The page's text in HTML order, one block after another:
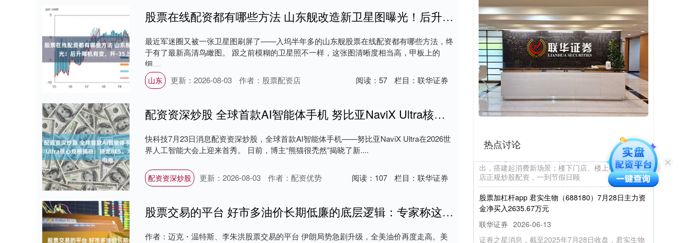
股票在线配资都有哪些方法 山东舰改造新卫星图曝光！后升降机有变，歼-35上舰倒计时？
最近军迷圈又被一张卫星图刷屏了——入坞半年多的山东舰股票在线配资都有哪些方法，终
于有了最新高清鸟瞰图。 跟之前模糊的卫星照不一样，这张图清晰度相当高，甲板上的
细....
山东 更新：2026-08-03 作者：股票配资店 阅读： 57 栏目： 联华证券
配资资深炒股 全球首款AI智能体手机 努比亚NaviX Ultra核心规格揭晓：骁龙8E5、7100mAh大电池
快科技7月23日消息配资资深炒股，全球首款AI智能体手机——努比亚NaviX Ultra在2026世
界人工智能大会上迎来首秀。 日前，博主“熊猫很禿然”揭晓了新....
配资资深炒股 更新：2026-08-03 作者：配资优势 阅读： 107 栏目： 联华证券
股票交易的平台 好市多油价长期低廉的底层逻辑：专家称这套打法是经典零售通用套路
作者：迈克・温特斯、李朱洪股票交易的平台 伊朗局势急剧升级，全美油价再度走高。美
热点讨论
专业黄金配资 和讯投顾郭利：本周的下个机会要等到
周四左右才会出来
在线杠杆炒股app平台 2026-05-27
我们对明天的走势进行一个研判。和讯投顾郭利表
示，上午说得很清楚，说今天上午有个高点，下午还
会有个高点，而且说了下午的高点
正规炒股配资 “文化+商业”盘活路径，为中山老城注
入年轻基因
南都讯记者吕婧通讯员全奕霖咖啡香气从百年骑楼飘
出，搭建起消费新场景；楼下门店、楼上电商的饰品
店正规炒股配资，一到节假日顾
股票加杠杆app 君实生物（688180）7月28日主力资
金净买入2635.67万元
联华证券 2026-06-13
证券之星消息，截至2025年7月28日收盘，君实生物
(688180)报收于39.69元，上涨4.45%，换手率